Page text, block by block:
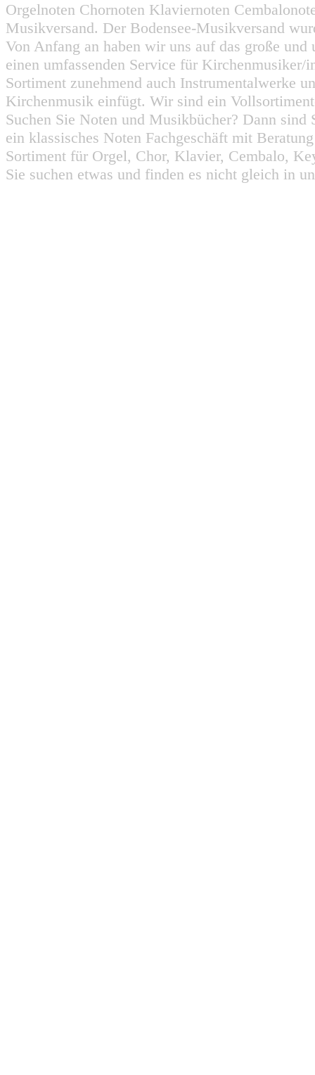
Orgelnoten Chornoten Klaviernoten
Musikversand. Der Bodensee-Musikversand
Von Anfang an haben wir uns auf das große
einen umfassenden Service für
Sortiment zunehmend auch Instrumentalwerke
Kirchenmusik einfügt. Wir sind ein
Suchen Sie Noten und Musikbücher? Dann
ein klassisches Noten Fachgeschäft mit
Sortiment für Orgel, Chor, Klavier, Cembalo,
Sie suchen etwas und finden es nicht gleich in